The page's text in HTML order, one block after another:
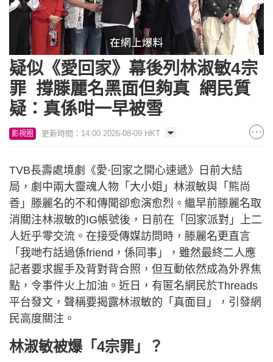
Unmute Loaded:
86.67%
疑似《愛回家》幕後列林淑敏4宗
罪 撐滕麗名黑面但夠真 網民質
疑：真係咁一早被雪
影視圈 更新時間：14:00 2026-08-09 HKT
TVB長壽處境劇《愛·回家之開心速遞》日前大結
局，劇中兩大靈魂人物「大小姐」林淑敏與「熊尚
善」滕麗名的不和傳聞卻愈演愈烈。繼早前滕麗名取
消關注林淑敏的IG帳號後，日前在「回家派對」上二
人近乎零交流。在接受傳媒訪問時，滕麗名更直言
「我哋冇話過係friend，係同事」，雖然最終二人應
記者要求握手及背對背合照，但互動依然成為外界焦
點，令事件火上加油。近日，有匿名網民於Threads
平台發文，聲稱要揭露林淑敏的「真面目」，引發網
民高度關注。
林淑敏被爆「4宗罪」？